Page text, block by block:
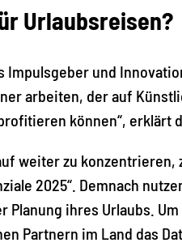
Urlaubsreisen?
Impulsgeber und
arbeiten, der auf
können“, erklärt
weiter zu
2025“. Demnach
Planung ihres Urlaubs.
Partnern im Land das